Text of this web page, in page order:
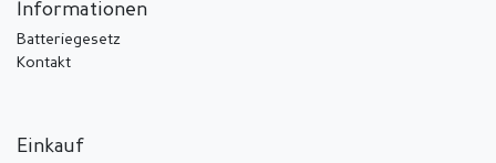
Informationen
Batteriegesetz
Kontakt
Einkauf